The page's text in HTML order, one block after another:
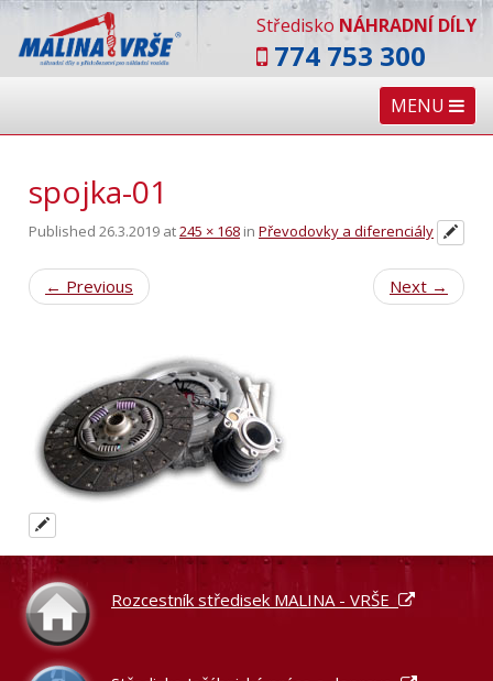
Středisko NÁHRADNÍ DÍLY
774 753 300
MENU
spojka-01
Published 26.3.2019 at245 × 168 in Převodovky a diferenciály
← Previous Next →
Rozcestník středisek MALINA - VRŠE